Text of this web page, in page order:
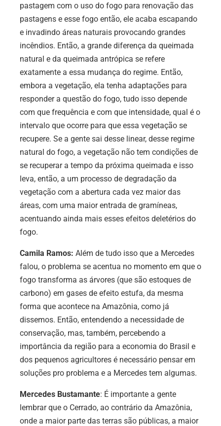
pastagem com o uso do fogo para renovação das
pastagens e esse fogo então, ele acaba escapando
e invadindo áreas naturais provocando grandes
incêndios. Então, a grande diferença da queimada
natural e da queimada antrópica se refere
exatamente a essa mudança do regime. Então,
embora a vegetação, ela tenha adaptações para
responder a questão do fogo, tudo isso depende
com que frequência e com que intensidade, qual é o
intervalo que ocorre para que essa vegetação se
recupere. Se a gente sai desse linear, desse regime
natural do fogo, a vegetação não tem condições de
se recuperar a tempo da próxima queimada e isso
leva, então, a um processo de degradação da
vegetação com a abertura cada vez maior das
áreas, com uma maior entrada de gramíneas,
acentuando ainda mais esses efeitos deletérios do
fogo.
Camila Ramos: Além de tudo isso que a Mercedes
falou, o problema se acentua no momento em que o
fogo transforma as árvores (que são estoques de
carbono) em gases de efeito estufa, da mesma
forma que acontece na Amazônia, como já
dissemos. Então, entendendo a necessidade de
conservação, mas, também, percebendo a
importância da região para a economia do Brasil e
dos pequenos agricultores é necessário pensar em
soluções pro problema e a Mercedes tem algumas.
Mercedes Bustamante: É importante a gente
lembrar que o Cerrado, ao contrário da Amazônia,
onde a maior parte das terras são públicas, a maior